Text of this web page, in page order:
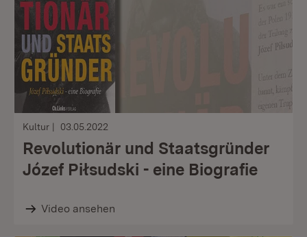
Kultur 03.05.2022
Revolutionär und Staatsgründer
Józef Piłsudski - eine Biografie
Video ansehen